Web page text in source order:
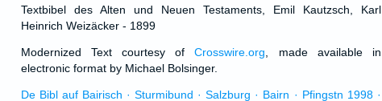
Textbibel des Alten und Neuen Testaments, Emil Kautzsch, Karl
Heinrich Weizäcker - 1899
Modernized Text courtesy ofCrosswire.org , made available in
electronic format by Michael Bolsinger.
De Bibl auf Bairisch · Sturmibund · Salzburg · Bairn · Pfingstn 1998 ·